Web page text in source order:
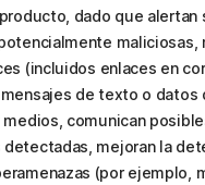
dado que alertan
maliciosas,
(incluidos enlaces en
de texto o datos
medios, comunican
detectadas, mejoran la
(por ejemplo,